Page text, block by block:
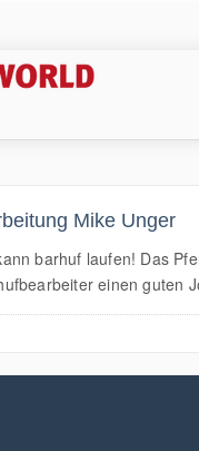
Mike Unger
barhuf laufen! Das
einen guten